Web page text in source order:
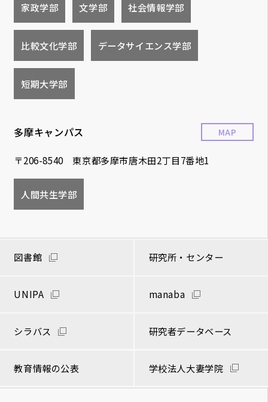
家政学部 文学部 社会情報学部
比較文化学部 データサイエンス学部
短期大学部
多摩キャンパス
〒206-8540 東京都多摩市唐木田2丁目7番地1
MAP
人間共生学部
図書館 研究所・センター
UNIPA manaba
シラバス 研究者データベース
教育情報の公表 学校法人大妻学院